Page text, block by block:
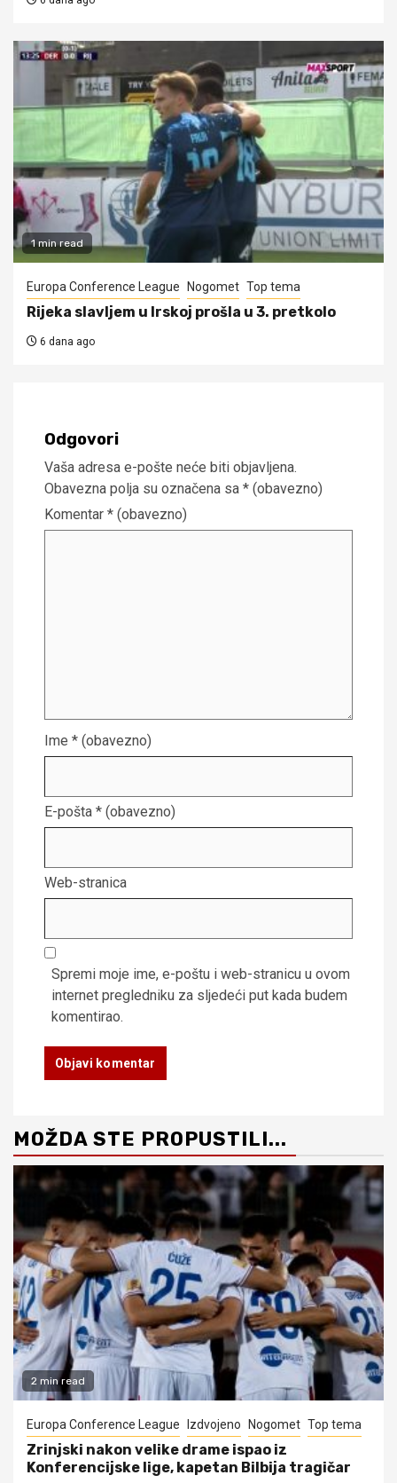
1 min read
Europa Conference League Nogomet Top tema
Rijeka slavljem u Irskoj prošla u 3. pretkolo
6 dana ago
Odgovori
Vaša adresa e-pošte neće biti objavljena.
Obavezna polja su označena sa * (obavezno)
Komentar * (obavezno)
Ime * (obavezno)
E-pošta * (obavezno)
Web-stranica
Spremi moje ime, e-poštu i web-stranicu u ovom
internet pregledniku za sljedeći put kada budem
komentirao.
MOŽDA STE PROPUSTILI...
2 min read
Europa Conference League Izdvojeno Nogomet Top tema
Zrinjski nakon velike drame ispao iz
Konferencijske lige, kapetan Bilbija tragičar